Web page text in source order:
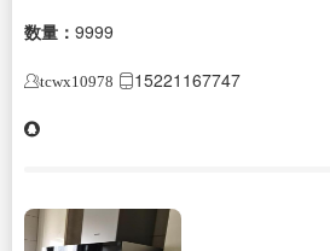
数量： 9999
tcwx10978 15221167747